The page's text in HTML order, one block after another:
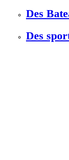
Des
Des